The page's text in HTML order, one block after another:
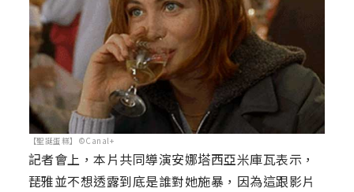
【聖誕蛋糕】©Canal+
記者會上，本片共同導演安娜塔西亞米庫瓦表示，
琵雅並不想透露到底是誰對她施暴，因為這跟影片